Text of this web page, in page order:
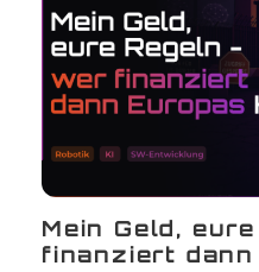
Mein Geld,
finanziert dann